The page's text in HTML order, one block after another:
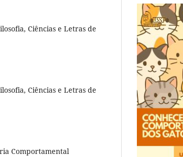
Ciências e Letras de
Ciências e Letras de
Comportamental